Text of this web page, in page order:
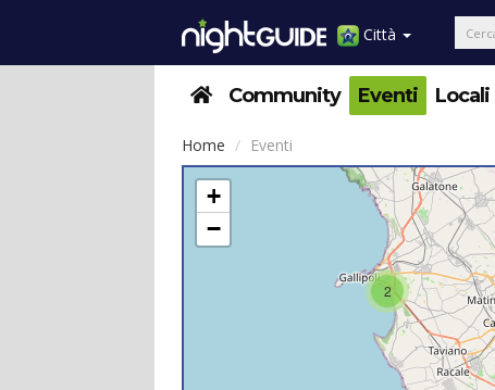
Città
Community Eventi Locali
Home Eventi
2
+
−